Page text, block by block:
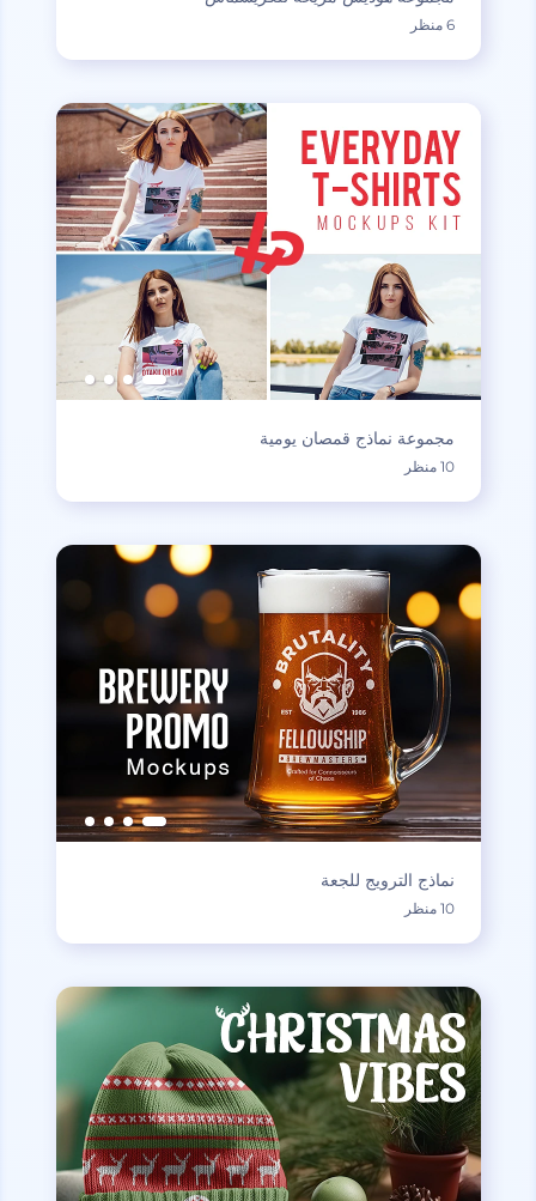
6 منظر
مجموعة نماذج قمصان يومية
10 منظر
نماذج الترويج للجعة
10 منظر